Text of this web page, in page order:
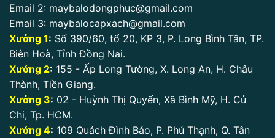
Email 2: maybalodongphuc@gmail.com
Email 3: maybalocapxach@gmail.com
Xưởng 1: Số 390/60, tổ 20, KP 3, P. Long Bình Tân, TP.
Biên Hoà, Tỉnh Đồng Nai.
Xưởng 2: 155 - Ấp Long Tường, X. Long An, H. Châu
Thành, Tiền Giang.
Xưởng 3: 02 - Huỳnh Thị Quyến, Xã Bình Mỹ, H. Củ
Chi, Tp. HCM.
Xưởng 4: 109 Quách Đình Bảo, P. Phú Thạnh, Q. Tân